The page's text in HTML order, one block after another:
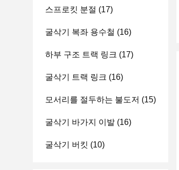
스프로킷 분절 (17)
굴삭기 복좌 용수철 (16)
하부 구조 트랙 링크 (17)
굴삭기 트랙 링크 (16)
모서리를 절두하는 불도저 (15)
굴삭기 바가지 이발 (16)
굴삭기 버킷 (10)